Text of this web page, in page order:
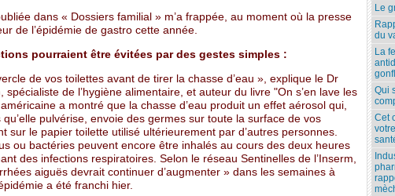
dans « Dossiers familial » m’a frappée, au moment où la presse
de l’épidémie de gastro cette année.
pourraient être évitées par des gestes simples :
de vos toilettes avant de tirer la chasse d’eau », explique le Dr
spécialiste de l’hygiène alimentaire, et auteur du livre "On s’en lave les
a montré que la chasse d’eau produit un effet aérosol qui,
pulvérise, envoie des germes sur toute la surface de vos
sur le papier toilette utilisé ultérieurement par d’autres personnes.
ou bactéries peuvent encore être inhalés au cours des deux heures
des infections respiratoires. Selon le réseau Sentinelles de l’Inserm,
aiguës devrait continuer d’augmenter » dans les semaines à
a été franchi hier.
Le
du
La
Qui
Cet